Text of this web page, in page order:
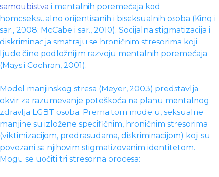
samoubistva i mentalnih poremećaja kod
homoseksualno orijentisanih i biseksualnih osoba (King i
sar., 2008; McCabe i sar., 2010). Socijalna stigmatizacija i
diskriminacija smatraju se hroničnim stresorima koji
ljude čine podložnijim razvoju mentalnih poremećaja
(Mays i Cochran, 2001).
Model manjinskog stresa (Meyer, 2003) predstavlja
okvir za razumevanje poteškoća na planu mentalnog
zdravlja LGBT osoba. Prema tom modelu, seksualne
manjine su izložene specifičnim, hroničnim stresorima
(viktimizacijom, predrasudama, diskriminacijom) koji su
povezani sa njihovim stigmatizovanim identitetom.
Mogu se uočiti tri stresorna procesa: